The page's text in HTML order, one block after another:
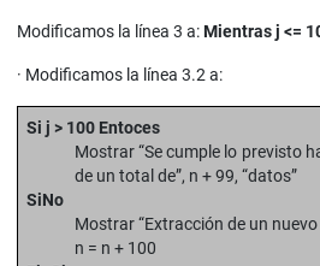
Modificamos la línea 3 a:Mientras j <=
· Modificamos la línea 3.2 a:
Si j > 100 Entoces
Mostrar “Se cumple lo previsto
de un total de”, n + 99, “datos”
SiNo
Mostrar “Extracción de un
n = n + 100